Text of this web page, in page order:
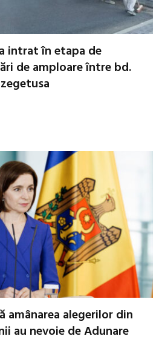
intrat în etapa de
de amploare între bd.
amânarea alegerilor din
au nevoie de Adunare